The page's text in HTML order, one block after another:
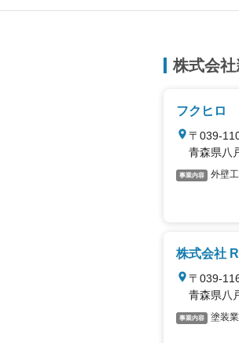
株式会
フクヒロ
〒039-
青森県八
事業内容 外壁
株式会社
〒039-
青森県八
事業内容 塗装業